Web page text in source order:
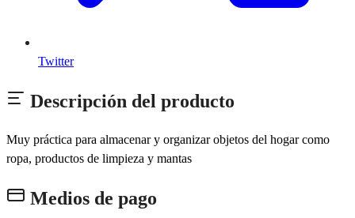
Twitter
Descripción del producto
Muy práctica para almacenar y organizar objetos del hogar como
ropa, productos de limpieza y mantas
Medios de pago